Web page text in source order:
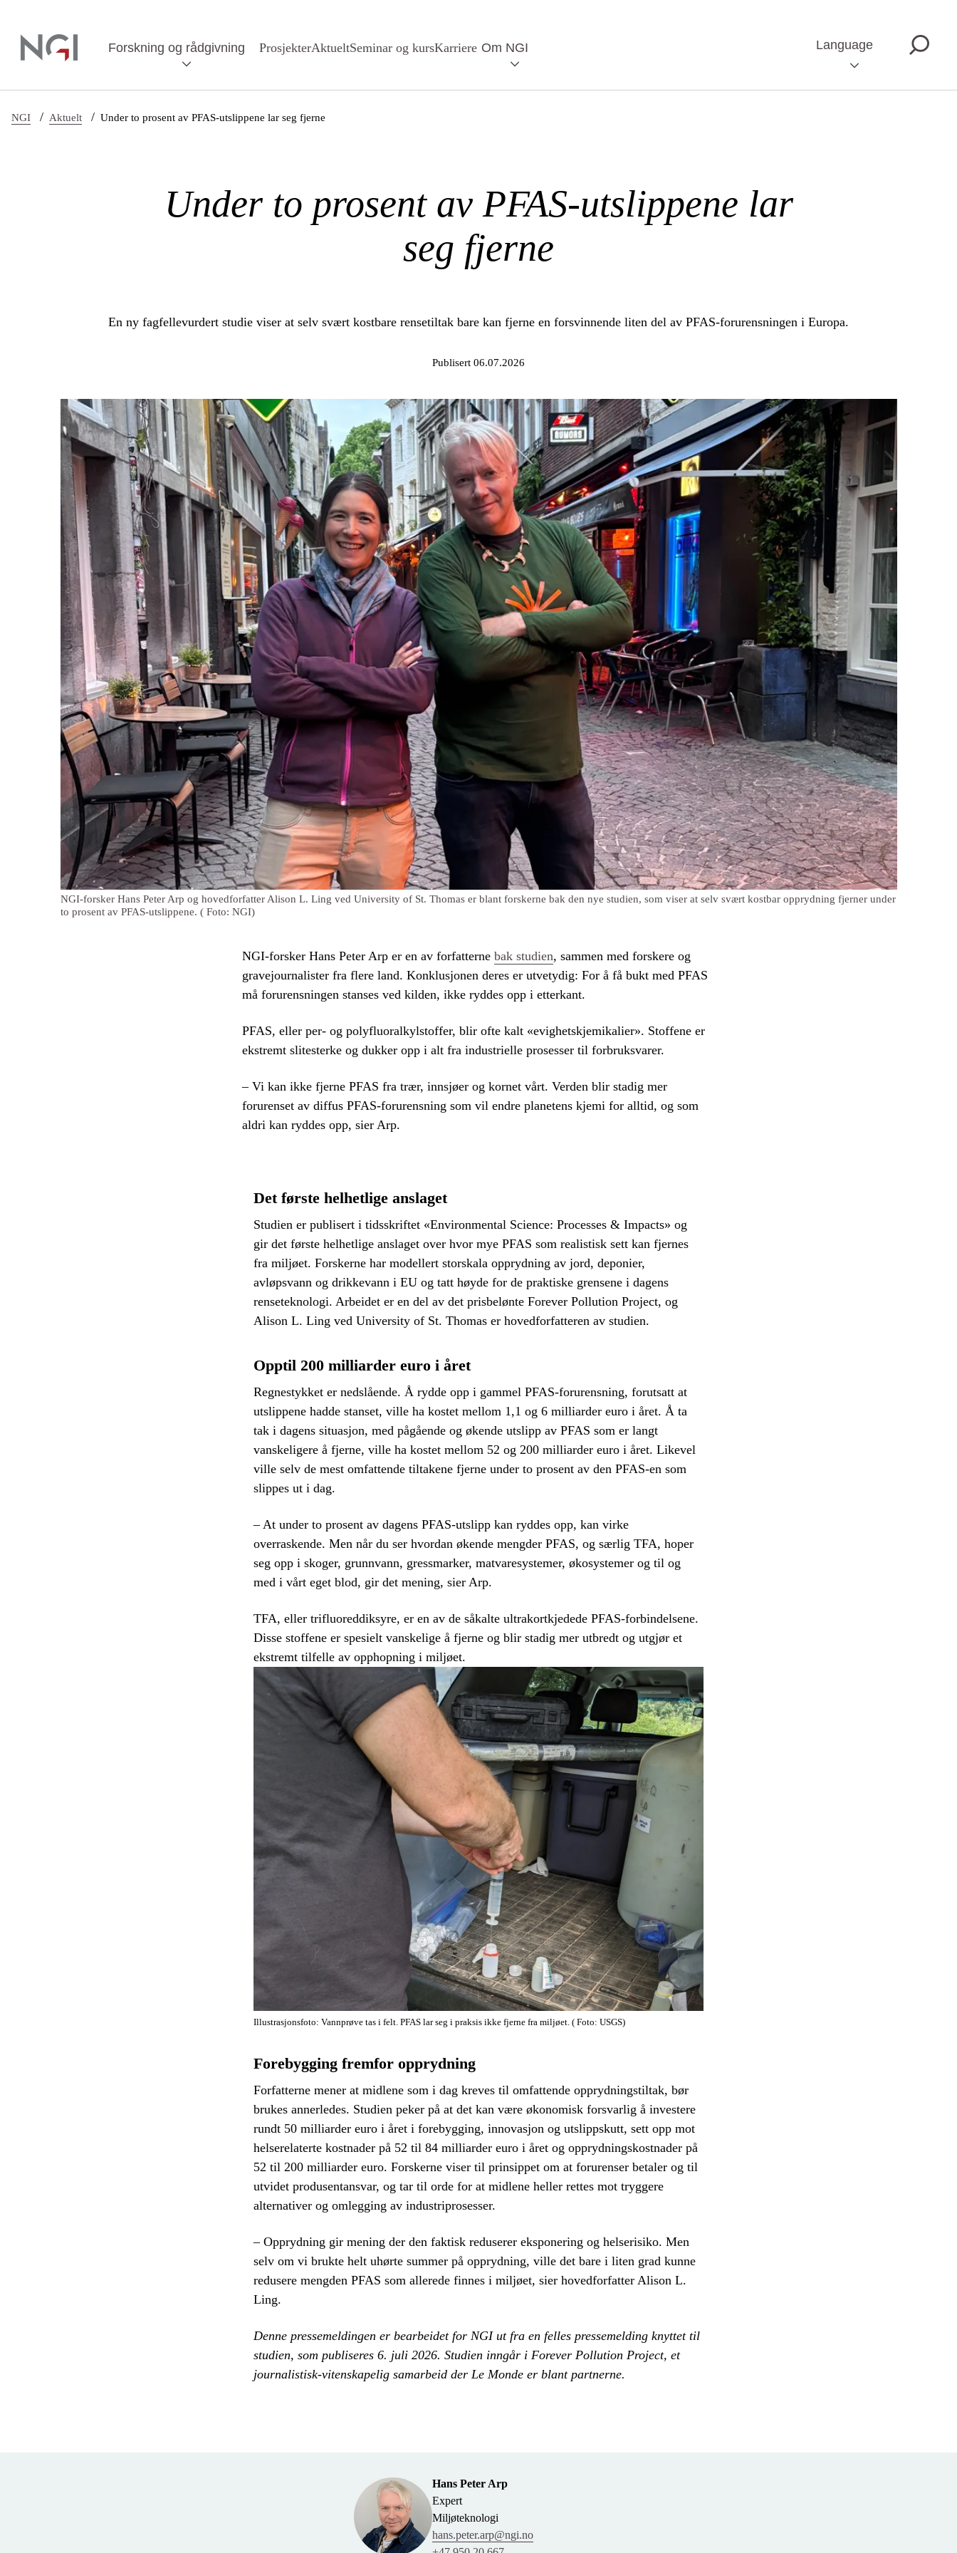
Forskning og rådgivning ProsjekterAktueltSeminar og kursKarriere Om NGI Language
NGI / Aktuelt / Under to prosent av PFAS-utslippene lar seg fjerne
Under to prosent av PFAS-utslippene lar
seg fjerne
En ny fagfellevurdert studie viser at selv svært kostbare rensetiltak bare kan fjerne en forsvinnende liten del av PFAS-forurensningen i Europa.
Publisert 06.07.2026
NGI-forsker Hans Peter Arp og hovedforfatter Alison L. Ling ved University of St. Thomas er blant forskerne bak den nye studien, som viser at selv svært kostbar opprydning fjerner under
to prosent av PFAS-utslippene. ( Foto: NGI)
NGI-forsker Hans Peter Arp er en av forfatterne bak studien, sammen med forskere og
gravejournalister fra flere land. Konklusjonen deres er utvetydig: For å få bukt med PFAS
må forurensningen stanses ved kilden, ikke ryddes opp i etterkant.
PFAS, eller per- og polyfluoralkylstoffer, blir ofte kalt «evighetskjemikalier». Stoffene er
ekstremt slitesterke og dukker opp i alt fra industrielle prosesser til forbruksvarer.
– Vi kan ikke fjerne PFAS fra trær, innsjøer og kornet vårt. Verden blir stadig mer
forurenset av diffus PFAS-forurensning som vil endre planetens kjemi for alltid, og som
aldri kan ryddes opp, sier Arp.
Det første helhetlige anslaget
Studien er publisert i tidsskriftet «Environmental Science: Processes & Impacts» og
gir det første helhetlige anslaget over hvor mye PFAS som realistisk sett kan fjernes
fra miljøet. Forskerne har modellert storskala opprydning av jord, deponier,
avløpsvann og drikkevann i EU og tatt høyde for de praktiske grensene i dagens
renseteknologi. Arbeidet er en del av det prisbelønte Forever Pollution Project, og
Alison L. Ling ved University of St. Thomas er hovedforfatteren av studien.
Opptil 200 milliarder euro i året
Regnestykket er nedslående. Å rydde opp i gammel PFAS-forurensning, forutsatt at
utslippene hadde stanset, ville ha kostet mellom 1,1 og 6 milliarder euro i året. Å ta
tak i dagens situasjon, med pågående og økende utslipp av PFAS som er langt
vanskeligere å fjerne, ville ha kostet mellom 52 og 200 milliarder euro i året. Likevel
ville selv de mest omfattende tiltakene fjerne under to prosent av den PFAS-en som
slippes ut i dag.
– At under to prosent av dagens PFAS-utslipp kan ryddes opp, kan virke
overraskende. Men når du ser hvordan økende mengder PFAS, og særlig TFA, hoper
seg opp i skoger, grunnvann, gressmarker, matvaresystemer, økosystemer og til og
med i vårt eget blod, gir det mening, sier Arp.
TFA, eller trifluoreddiksyre, er en av de såkalte ultrakortkjedede PFAS-forbindelsene.
Disse stoffene er spesielt vanskelige å fjerne og blir stadig mer utbredt og utgjør et
ekstremt tilfelle av opphopning i miljøet.
Illustrasjonsfoto: Vannprøve tas i felt. PFAS lar seg i praksis ikke fjerne fra miljøet. ( Foto: USGS)
Forebygging fremfor opprydning
Forfatterne mener at midlene som i dag kreves til omfattende opprydningstiltak, bør
brukes annerledes. Studien peker på at det kan være økonomisk forsvarlig å investere
rundt 50 milliarder euro i året i forebygging, innovasjon og utslippskutt, sett opp mot
helserelaterte kostnader på 52 til 84 milliarder euro i året og opprydningskostnader på
52 til 200 milliarder euro. Forskerne viser til prinsippet om at forurenser betaler og til
utvidet produsentansvar, og tar til orde for at midlene heller rettes mot tryggere
alternativer og omlegging av industriprosesser.
– Opprydning gir mening der den faktisk reduserer eksponering og helserisiko. Men
selv om vi brukte helt uhørte summer på opprydning, ville det bare i liten grad kunne
redusere mengden PFAS som allerede finnes i miljøet, sier hovedforfatter Alison L.
Ling.
Denne pressemeldingen er bearbeidet for NGI ut fra en felles pressemelding knyttet til
studien, som publiseres 6. juli 2026. Studien inngår i Forever Pollution Project, et
journalistisk-vitenskapelig samarbeid der Le Monde er blant partnerne.
Hans Peter Arp
Expert
Miljøteknologi
hans.peter.arp@ngi.no